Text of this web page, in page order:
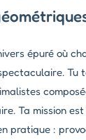
épuré où
Tu
Ta mission
pratique :